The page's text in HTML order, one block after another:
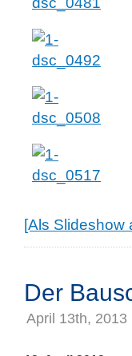
[Als Slideshow
Der
April 13th, 2013